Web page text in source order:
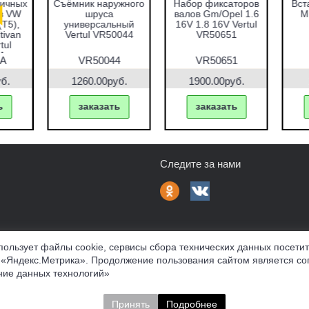
оправок для
запрессовки
подшипников,
и втулок
51пр. Vertul
7690.00руб.
Набор фиксаторов
валов VAG 1.2 TFSI
Vertul VR50661
1000.00руб.
Набор фрез для
восстановления
гнёзд дизельных
форсунок 7пр.
2670.00руб.
Следите за нами
Политика конфиденциальности
Соглашение об
материалов
файлы cookie, сервисы сбора технических данных
«Яндекс.Метрика». Продолжение пользования сайтом является
данных технологий»
Принять Подробнее